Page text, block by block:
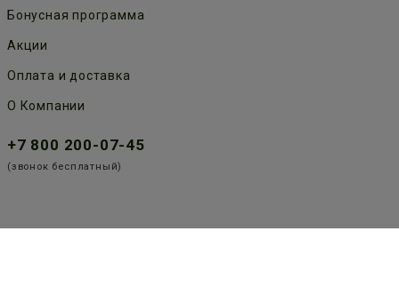
Бонусная программа
Акции
Оплата и доставка
О Компании
+7 800 200-07-45
(звонок бесплатный)